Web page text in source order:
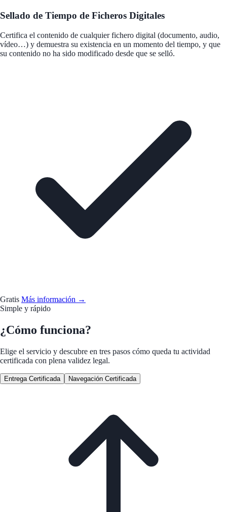
Sellado de Tiempo de Ficheros Digitales
Certifica el contenido de cualquier fichero digital (documento, audio,
vídeo…) y demuestra su existencia en un momento del tiempo, y que
su contenido no ha sido modificado desde que se selló.
Gratis Más información →
Simple y rápido
¿Cómo funciona?
Elige el servicio y descubre en tres pasos cómo queda tu actividad
certificada con plena validez legal.
Entrega Certificada Navegación Certificada